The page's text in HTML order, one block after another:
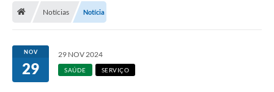
Notícias Notícia
NOV
29
29 NOV 2024
SAÚDE SERVIÇO